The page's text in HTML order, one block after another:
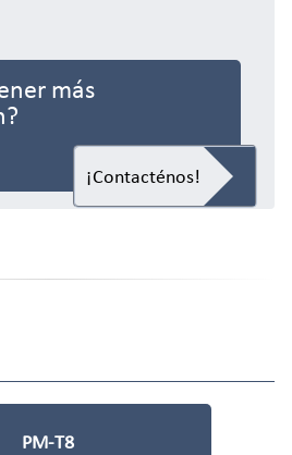
más
¡Contacténos!
PM-T8